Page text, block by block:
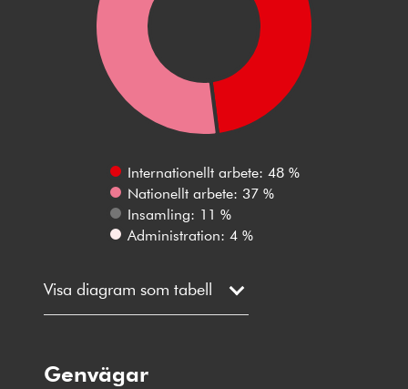
Internationellt arbete: 48 %
Nationellt arbete: 37 %
Insamling: 11 %
Administration: 4 %
Visa diagram som tabell
Genvägar